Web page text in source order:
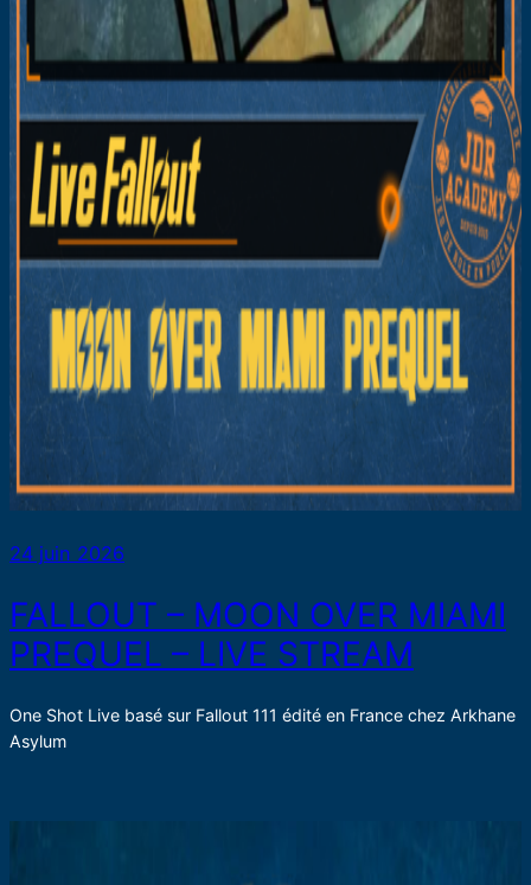
24 juin 2026
FALLOUT – MOON OVER MIAMI
PREQUEL – LIVE STREAM
One Shot Live basé sur Fallout 111 édité en France chez Arkhane
Asylum